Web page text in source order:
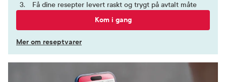
Få dine resepter levert raskt og trygt på avtalt måte
Kom i gang
Mer om reseptvarer